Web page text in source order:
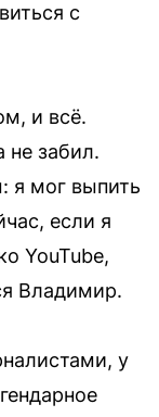
с
и всё.
забил.
я мог выпить
если я
YouTube,
Владимир.
у